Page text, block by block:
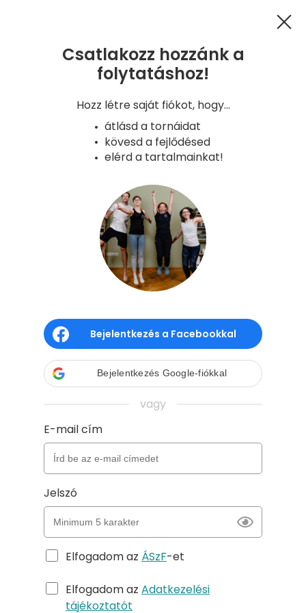
Csatlakozz hozzánk a
folytatáshoz!
Hozz létre saját fiókot, hogy...
átlásd a tornáidat
kövesd a fejlődésed
elérd a tartalmainkat!
Bejelentkezés a Facebookkal
Bejelentkezés Google-fiókkal
vagy
E-mail cím
Jelszó
Elfogadom az ÁSzF-et
Elfogadom az Adatkezelési
tájékoztatót
Adatkezelés
ÁSZF Süti tájékoztató
Copyright - Gyerünk, anyukám! 2026
Verzió: 2026-08-05 08:42 - a8aa6a9e -
production